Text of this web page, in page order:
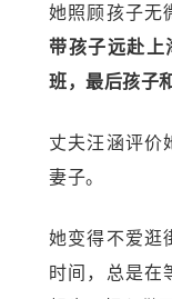
她照顾孩子无
带孩子远赴上
班，最后孩子
丈夫汪涵评价
妻子。
她变得不爱逛
时间，总是在